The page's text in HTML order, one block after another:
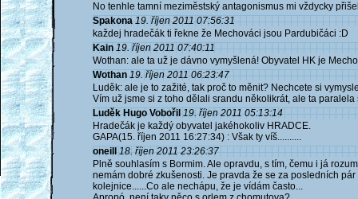
No tenhle tamní meziměstský antagonismus mi vždycky
Spakona 19. říjen 2011 07:56:31
každej hradečák ti řekne že Mechováci jsou Pardubičáci :D
Kain 19. říjen 2011 07:40:11
Wothan: ale ta už je dávno vymyšlená! Obyvatel HK je
Wothan 19. říjen 2011 06:23:47
Luděk: ale je to zažité, tak proč to měnit? Nechcete si
Vím už jsme si z toho dělali srandu několikrát, ale ta
Luděk Hugo Vobořil 19. říjen 2011 05:13:14
Hradečák je každý obyvatel jakéhokoliv HRADCE.
GAPA(15. říjen 2011 16:27:34) : Však ty víš..........
oneill 18. říjen 2011 23:26:37
Plně souhlasím s Bormim. Ale opravdu, s tím, čemu i já
nemám dobré zkušenosti. Je pravda že se za posledních
kolejnice......Co ale nechápu, že je vídám často...